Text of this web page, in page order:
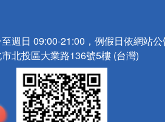
週日 09:00-21:00，例假日依網站
北投區大業路136號5樓 (台灣)